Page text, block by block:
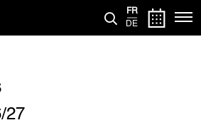
FR
DE
27